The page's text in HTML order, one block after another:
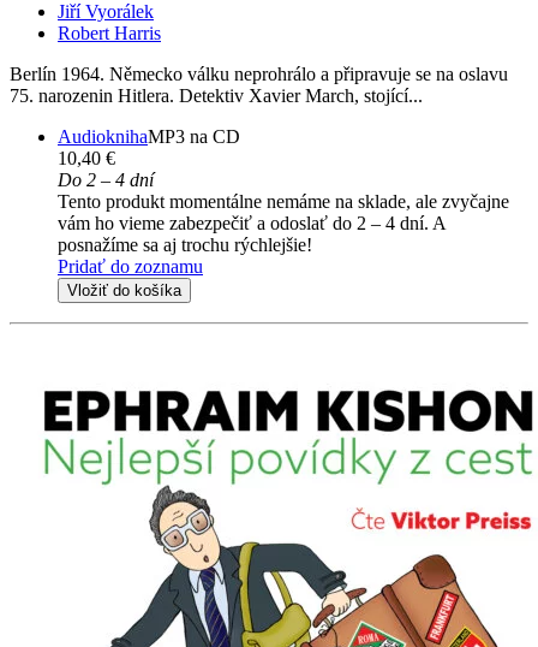
Jiří Vyorálek
Robert Harris
Berlín 1964. Německo válku neprohrálo a připravuje se na oslavu
75. narozenin Hitlera. Detektiv Xavier March, stojící...
AudioknihaMP3 na CD
10,40 €
Do 2 – 4 dní
Tento produkt momentálne nemáme na sklade, ale zvyčajne
vám ho vieme zabezpečiť a odoslať do 2 – 4 dní. A
posnažíme sa aj trochu rýchlejšie!
Pridať do zoznamu
Vložiť do košíka